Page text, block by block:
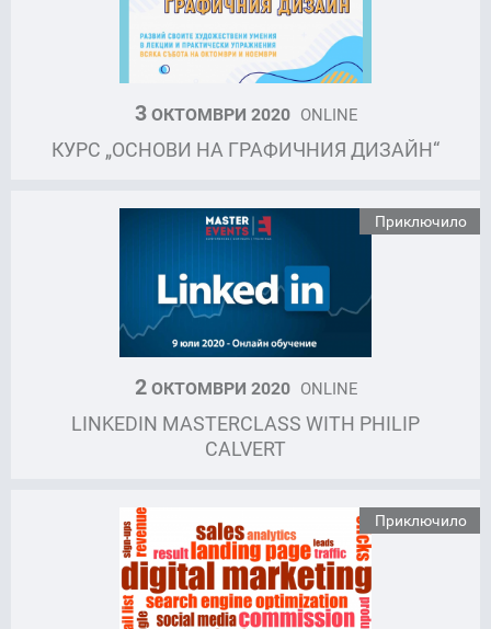
3ОКТОМВРИ 2020 ONLINE
КУРС „ОСНОВИ НА ГРАФИЧНИЯ ДИЗАЙН“
Приключило
2ОКТОМВРИ 2020 ONLINE
LINKEDIN MASTERCLASS WITH PHILIP
CALVERT
Приключило